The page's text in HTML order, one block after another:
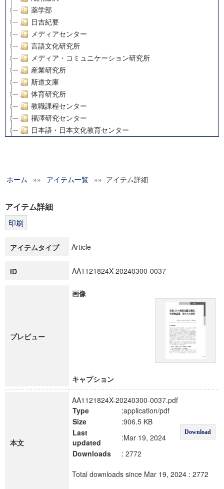
薬学部
日吉紀要
メディアセンター
言語文化研究所
メディア・コミュニケーション研究所
産業研究所
斯道文庫
体育研究所
教職課程センター
福澤研究センター
日本語・日本文化教育センター
グローバルリサーチインスティテュート
科学研究費補助金研究成果報告書
博士課程教育リーディングプログラム「超成熟社会発展のサ
ホーム »» アイテム一覧 »» アイテム詳細
アイテム詳細
アイテムタイプ Article
ID AA1121824X-20240300-0037
プレビュー
画像
キャプション
本文
AA1121824X-20240300-0037.pdf
Type
:application/pdf
Download
Size
:906.5 KB
Last
updated
:Mar 19, 2024
Downloads
: 2772
Total downloads since Mar 19, 2024 : 2772